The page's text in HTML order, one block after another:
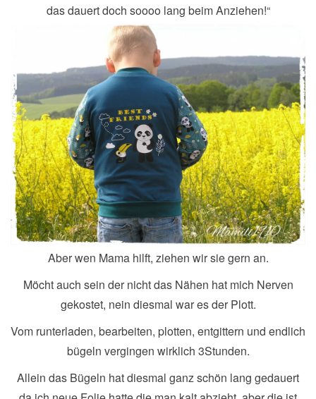
das dauert doch soooo lang beim Anziehen!“
Aber wen Mama hilft, ziehen wir sie gern an.
Möcht auch sein der nicht das Nähen hat mich Nerven
gekostet, nein diesmal war es der Plott.
Vom runterladen, bearbeiten, plotten, entgittern und endlich
bügeln vergingen wirklich 3Stunden.
Allein das Bügeln hat diesmal ganz schön lang gedauert